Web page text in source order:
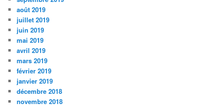
août 2019
juillet 2019
juin 2019
mai 2019
avril 2019
mars 2019
février 2019
janvier 2019
décembre 2018
novembre 2018